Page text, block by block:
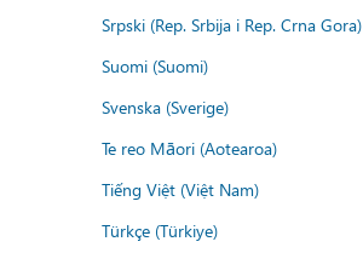
Srpski (Rep. Srbija i Rep. Crna Gora)
Suomi (Suomi)
Svenska (Sverige)
Te reo Māori (Aotearoa)
Tiếng Việt (Việt Nam)
Türkçe (Türkiye)